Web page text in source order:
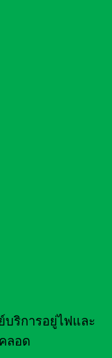
บริการอยู่ไฟและ
ลอด